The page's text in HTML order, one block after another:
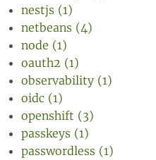
nestjs (1)
netbeans (4)
node (1)
oauth2 (1)
observability (1)
oidc (1)
openshift (3)
passkeys (1)
passwordless (1)